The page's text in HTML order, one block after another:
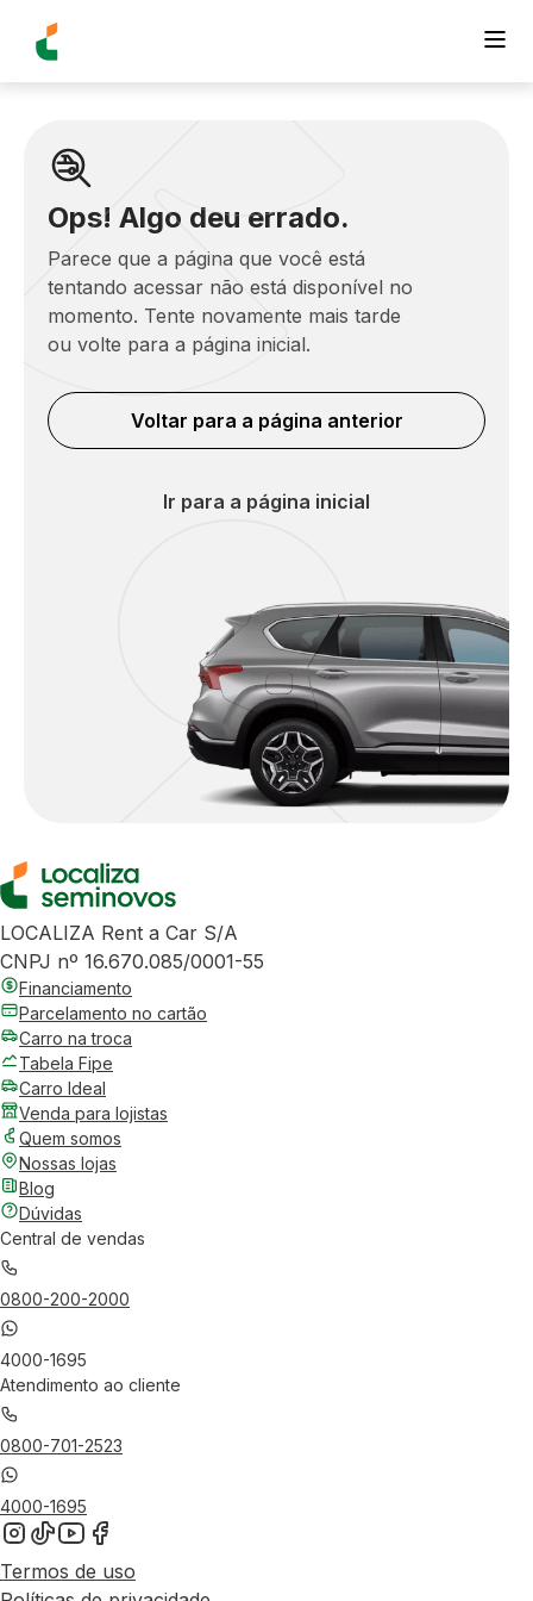
Ops! Algo deu errado.
Parece que a página que você está
tentando acessar não está disponível no
momento. Tente novamente mais tarde
ou volte para a página inicial.
Voltar para a página anterior
Ir para a página inicial
LOCALIZA Rent a Car S/A
CNPJ nº 16.670.085/0001-55
Financiamento
Parcelamento no cartão
Carro na troca
Tabela Fipe
Carro Ideal
Venda para lojistas
Quem somos
Nossas lojas
Blog
Dúvidas
Central de vendas
0800-200-2000
4000-1695
Atendimento ao cliente
0800-701-2523
4000-1695
Termos de uso